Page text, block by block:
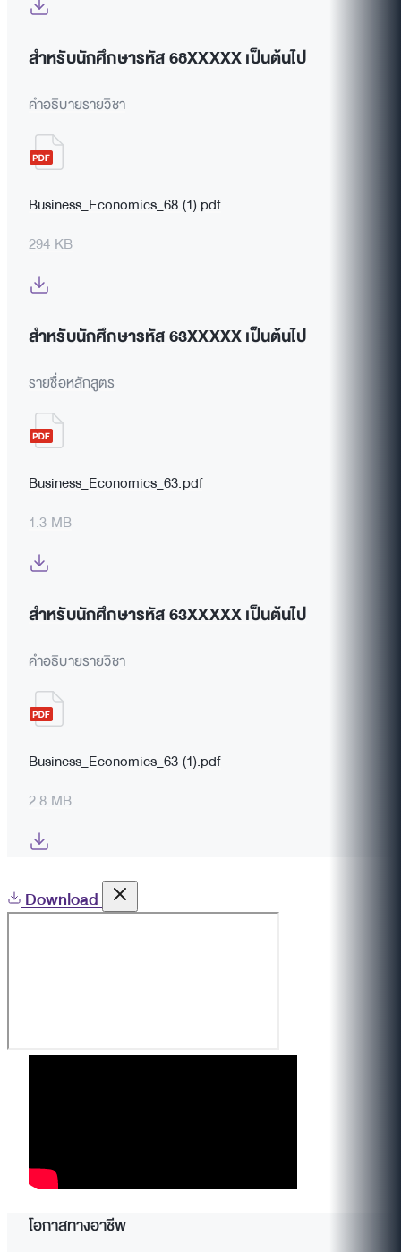
สำหรับนักศึกษารหัส 68XXXXX เป็นต้นไป
คำอธิบายรายวิชา
Business_Economics_68 (1).pdf
294 KB
สำหรับนักศึกษารหัส 63XXXXX เป็นต้นไป
รายชื่อหลักสูตร
Business_Economics_63.pdf
1.3 MB
สำหรับนักศึกษารหัส 63XXXXX เป็นต้นไป
คำอธิบายรายวิชา
Business_Economics_63 (1).pdf
2.8 MB
Download
โอกาสทางอาชีพ